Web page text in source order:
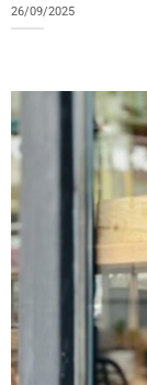
26/09/2025